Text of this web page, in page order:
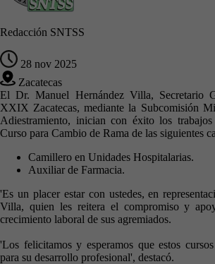
Redacción SNTSS
28 nov 2025
Zacatecas
El Dr. Manuel Hernández Villa, Secretario
XXIX Zacatecas, mediante la Subcomisión
Adiestramiento, inician con éxito los
Curso para Cambio de Rama de las siguientes
Camillero en Unidades Hospitalarias.
Auxiliar de Farmacia.
'Es un placer estar con ustedes, en
Villa, quien les reitera el compromiso y
crecimiento laboral de sus agremiados.
'Los felicitamos y esperamos que estos
para su desarrollo profesional', destacó.